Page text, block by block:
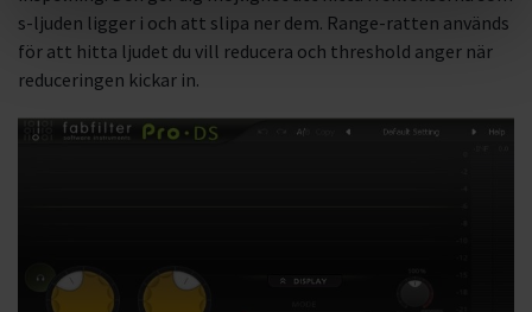
s-ljuden ligger i och att slipa ner dem. Range-ratten används
för att hitta ljudet du vill reducera och threshold anger när
reduceringen kickar in.